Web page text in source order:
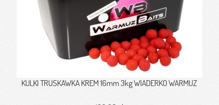
KULKI TRUSKAWKA KREM 16mm 3kg WIADERKO WARMUZ